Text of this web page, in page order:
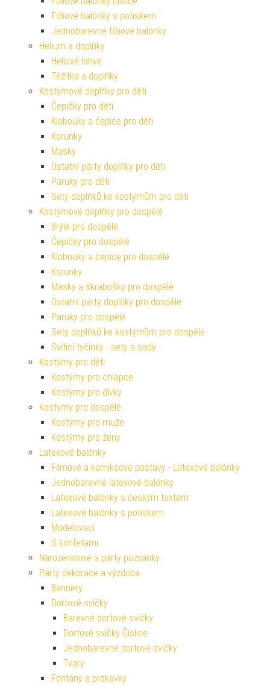
Fóliové balónky s potiskem
Jednobarevné fóliové balónky
Helium a doplňky
Heliové lahve
Těžítka a doplňky
Kostýmové doplňky pro děti
Čepičky pro děti
Klobouky a čepice pro děti
Korunky
Masky
Ostatní párty doplňky pro děti
Paruky pro děti
Sety doplňků ke kostýmům pro děti
Kostýmové doplňky pro dospělé
Brýle pro dospělé
Čepičky pro dospělé
Klobouky a čepice pro dospělé
Korunky
Masky a škrabošky pro dospělé
Ostatní párty doplňky pro dospělé
Paruky pro dospělé
Sety doplňků ke kostýmům pro dospělé
Svítící tyčinky - sety a sady
Kostýmy pro děti
Kostýmy pro chlapce
Kostýmy pro dívky
Kostýmy pro dospělé
Kostýmy pro muže
Kostýmy pro ženy
Latexové balónky
Filmové a komiksové postavy - Latexové balónky
Jednobarevné latexové balónky
Latexové balónky s českým textem
Latexové balónky s potiskem
Modelovací
S konfetami
Narozeninové a párty pozvánky
Párty dekorace a výzdoba
Bannery
Dortové svíčky
Barevné dortové svíčky
Dortové svíčky Číslice
Jednobarevné dortové svíčky
Tvary
Fontány a prskavky